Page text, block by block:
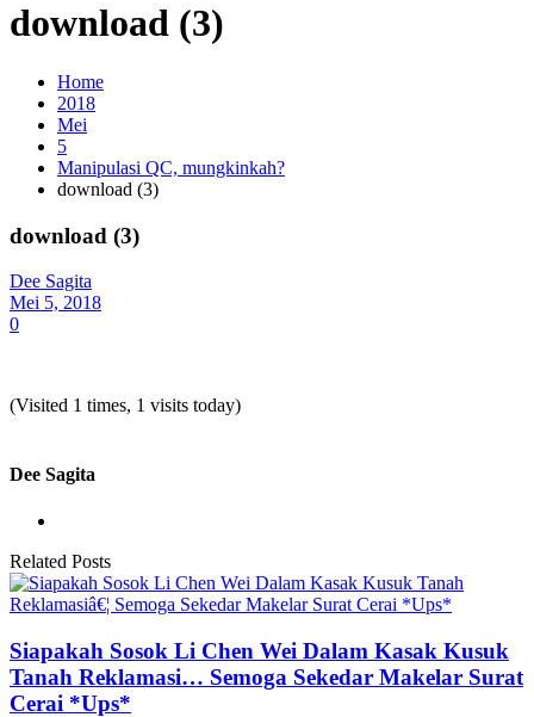
download (3)
Home
2018
Mei
5
Manipulasi QC, mungkinkah?
download (3)
download (3)
Dee Sagita
Mei 5, 2018
0
(Visited 1 times, 1 visits today)
Dee Sagita
Related Posts
Siapakah Sosok Li Chen Wei Dalam Kasak Kusuk
Tanah Reklamasi… Semoga Sekedar Makelar Surat
Cerai *Ups*